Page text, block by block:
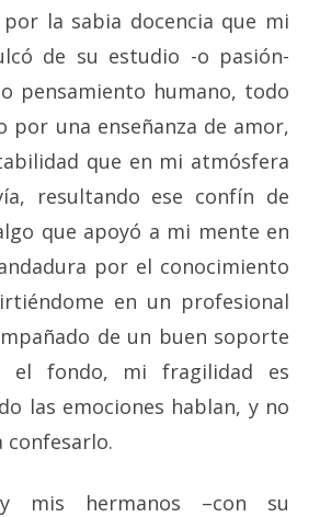
la sabia docencia que mi
de su estudio -o pasión-
pensamiento humano, todo
por una enseñanza de amor,
que en mi atmósfera
resultando ese confín de
que apoyó a mi mente en
por el conocimiento
en un profesional
de un buen soporte
el fondo, mi fragilidad es
las emociones hablan, y no
confesarlo.
mis hermanos –con su